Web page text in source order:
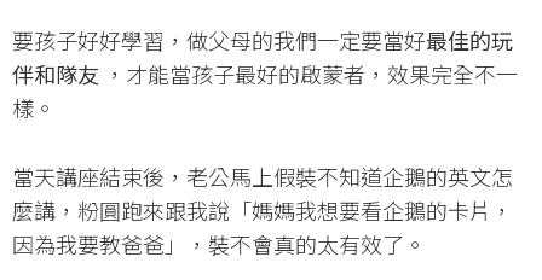
要孩子好好學習，做父母的我們一定要當好最佳的玩
伴和隊友 ，才能當孩子最好的啟蒙者，效果完全不一
樣。
當天講座結束後，老公馬上假裝不知道企鵝的英文怎
麼講，粉圓跑來跟我說「媽媽我想要看企鵝的卡片，
因為我要教爸爸」，裝不會真的太有效了。